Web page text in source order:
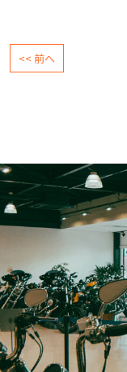
<< 前へ